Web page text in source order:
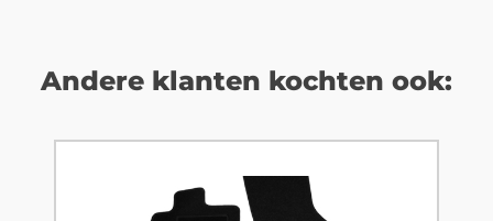
Andere klanten kochten ook: